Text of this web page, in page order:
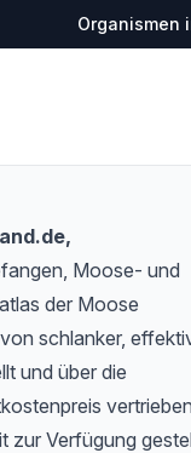
Organismen
Moose- und
der Moose
schlanker,
und über die
zur Verfügung